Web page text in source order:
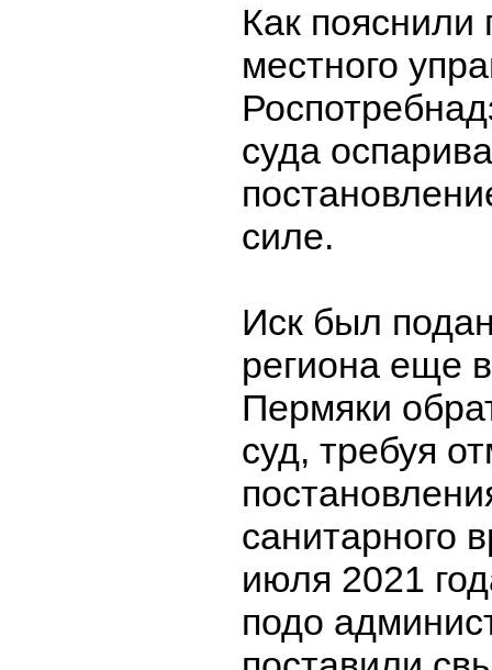
Как пояснили
местного
суда
силе.
Иск был
региона еще
Пермяки
суд, требуя
санитарного
июля 2021
подо